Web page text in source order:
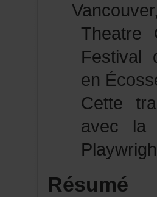
Résumé